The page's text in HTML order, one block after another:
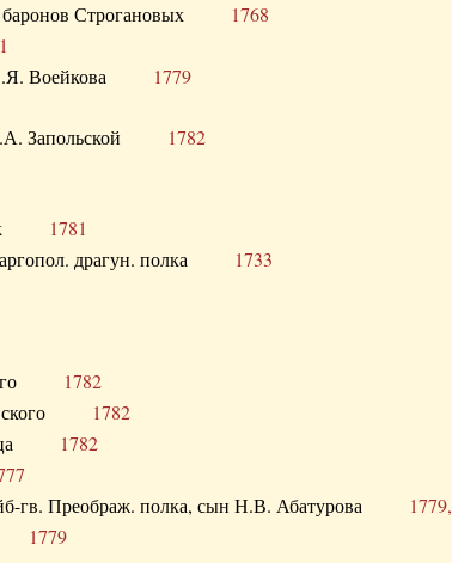
баронов Строгановых 1768
Воейкова 1779
Запольской 1782
1781
драгун. полка 1733
1782
1782
1782
гв. Преображ. полка, сын Н.В. Абатурова
1779